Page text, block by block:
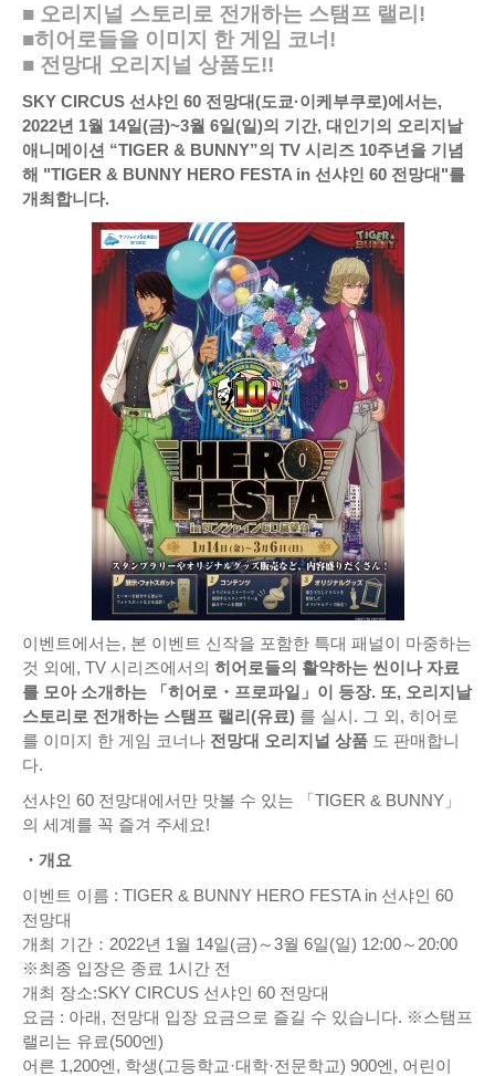
■ 오리지널 스토리로 전개하는 스탬프 랠리!
■히어로들을 이미지 한 게임 코너!
■ 전망대 오리지널 상품도!!
SKY CIRCUS 선샤인 60 전망대(도쿄·이케부쿠로)에서는,
2022년 1월 14일(금)~3월 6일(일)의 기간, 대인기의 오리지날
애니메이션 “TIGER & BUNNY”의 TV 시리즈 10주년을 기념
해 "TIGER & BUNNY HERO FESTA in 선샤인 60 전망대"를
개최합니다.
이벤트에서는, 본 이벤트 신작을 포함한 특대 패널이 마중하는
것 외에, TV 시리즈에서의 히어로들의 활약하는 씬이나 자료
를 모아 소개하는 「히어로・프로파일」이 등장. 또, 오리지날
스토리로 전개하는 스탬프 랠리(유료) 를 실시. 그 외, 히어로
를 이미지 한 게임 코너나 전망대 오리지널 상품 도 판매합니
다.
선샤인 60 전망대에서만 맛볼 수 있는 「TIGER & BUNNY」
의 세계를 꼭 즐겨 주세요!
・개요
이벤트 이름 : TIGER & BUNNY HERO FESTA in 선샤인 60
전망대
개최 기간：2022년 1월 14일(금)～3월 6일(일) 12:00～20:00
※최종 입장은 종료 1시간 전
개최 장소:SKY CIRCUS 선샤인 60 전망대
요금 : 아래, 전망대 입장 요금으로 즐길 수 있습니다. ※스탬프
랠리는 유료(500엔)
어른 1,200엔, 학생(고등학교·대학·전문학교) 900엔, 어린이